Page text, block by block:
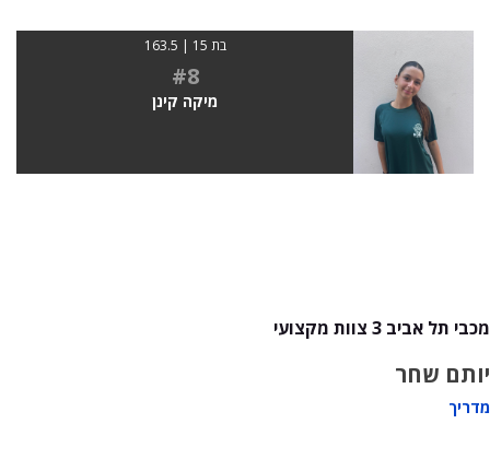
בת 15 | 163.5
#8
מיקה קינן
מכבי תל אביב 3 צוות מקצועי
יותם שחר
מדריך